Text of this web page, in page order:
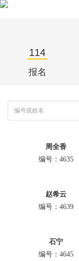
114
报名
周全香
编号：4635
赵希云
编号：4639
石宁
编号：4645